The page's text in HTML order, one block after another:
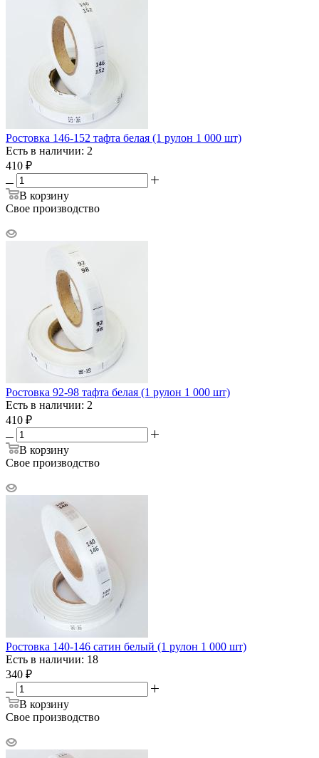
Ростовка 146-152 тафта белая (1 рулон 1 000 шт)
Есть в наличии: 2
410 ₽
В корзину
Свое производство
Ростовка 92-98 тафта белая (1 рулон 1 000 шт)
Есть в наличии: 2
410 ₽
В корзину
Свое производство
Ростовка 140-146 сатин белый (1 рулон 1 000 шт)
Есть в наличии: 18
340 ₽
В корзину
Свое производство